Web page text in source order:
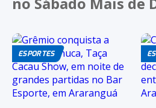
ESPORTES